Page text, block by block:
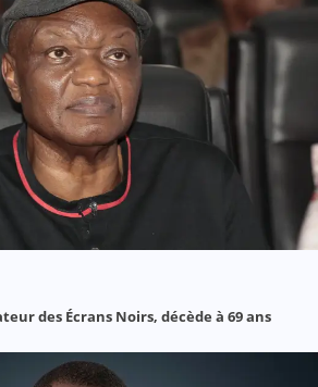
des Écrans Noirs, décède à 69 ans